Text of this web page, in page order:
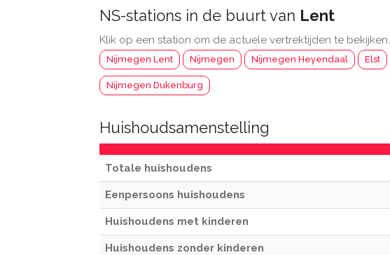
NS-stations in de buurt van Lent
Klik op een station om de actuele vertrektijden te bekijken.
Nijmegen Lent Nijmegen Nijmegen Heyendaal Elst
Nijmegen Dukenburg
Huishoudsamenstelling
Totale huishoudens
Eenpersoons huishoudens
Huishoudens met kinderen
Huishoudens zonder kinderen